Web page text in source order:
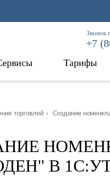
Звонок
+7
Тарифы
торговлей › Создание
В